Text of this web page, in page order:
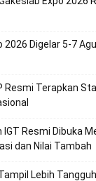
2026 Digelar 5-7
Resmi Terapkan
IGT Resmi Dibuka
dan Nilai Tambah
Lebih